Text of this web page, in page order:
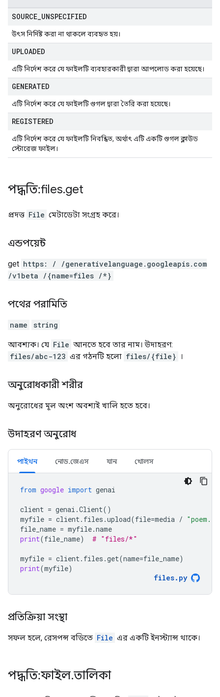
SOURCE UNSPECIFIED
উৎস নির্দিষ্ট করা না থাকলে ব্যবহৃত হয়।
UPLOADED
এটি নির্দেশ করে যে ফাইলটি ব্যবহারকারী দ্বারা আপলোড করা হয়েছে।
GENERATED
এটি নির্দেশ করে যে ফাইলটি গুগল দ্বারা তৈরি করা হয়েছে।
REGISTERED
এটি নির্দেশ করে যে ফাইলটি নিবন্ধিত, অর্থাৎ এটি একটি গুগল ক্লাউড
স্টোরেজ ফাইল।
পদ্ধতি: files.get
প্রদত্ত File মেটাডেটা সংগ্রহ করে।
এন্ডপয়েন্ট
get https: / /generativelanguage.googleapis.com
/v1beta /{name=files /*}
পথের পরামিতি
name string
আবশ্যক। যে File আনতে হবে তার নাম। উদাহরণ:
files/abc-123 এর গঠনটি হলো files/{file} ।
অনুরোধকারী শরীর
অনুরোধের মূল অংশ অবশ্যই খালি হতে হবে।
উদাহরণ অনুরোধ
পাইথন নোড.জেএস যান খোলস
from google import genai
client = genai .Client()
myfile = client. files .upload(file=media /
file_name = myfile.name
print(file_name) # "files/*"
myfile = client. files .get(name=file_name)
print(myfile)
files. py
প্রতিক্রিয়া সংস্থা
সফল হলে, রেসপন্স বডিতে File এর একটি ইনস্ট্যান্স থাকে।
পদ্ধতি: ফাইল.তালিকা